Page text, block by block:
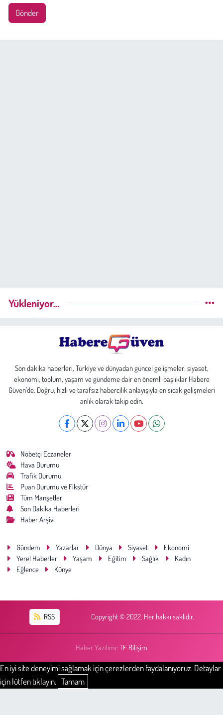
Gönder
Yükleniyor...
Son dakika haberleri, Türkiye ve dünyadan güncel gelişmeler; siyaset,
ekonomi, toplum, yaşam ve gündeme dair en önemli başlıklar Habere
Güven’de. Doğru, hızlı ve tarafsız habercilik anlayışıyla en sıcak gelişmeleri
anlık olarak takip edin.
Nöbetçi Eczaneler
Hava Durumu
Trafik Durumu
Puan Durumu ve Fikstür
Tüm Manşetler
Son Dakika Haberleri
Haber Arşivi
Gündem Yazarlar Dünya Siyaset
Ekonomi
Yerel Haberler
Yaşam Eğitim Sağlık
Kadın
Eğlence
Künye
RSS Copyright © 2022. Her hakkı saklıdır.
Haber Yazılımı: TE Bilişim
En iyi site deneyimi sağlamak için çerezlerden faydalanıyoruz. Detaylar
için lütfen tıklayın. Tamam